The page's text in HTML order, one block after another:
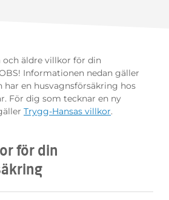
äldre villkor för din
Informationen nedan gäller
har en husvagnsförsäkring hos
För dig som tecknar en ny
Trygg-Hansas villkor.
för din